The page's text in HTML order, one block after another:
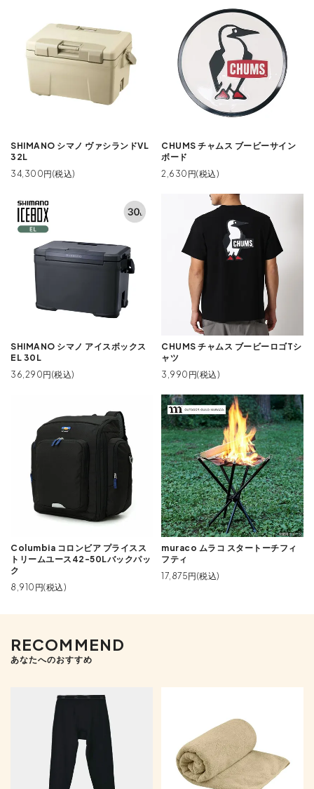
SHIMANO シマノ ヴァシランドVL
32L
34,300円(税込)
CHUMS チャムス ブービーサイン
ボード
2,630円(税込)
SHIMANO シマノ アイスボックス
EL 30L
36,290円(税込)
CHUMS チャムス ブービーロゴTシ
ャツ
3,990円(税込)
Columbia コロンビア プライスス
トリームユース42-50Lバックパッ
ク
8,910円(税込)
muraco ムラコ スタートーチフィ
フティ
17,875円(税込)
RECOMMEND
あなたへのおすすめ